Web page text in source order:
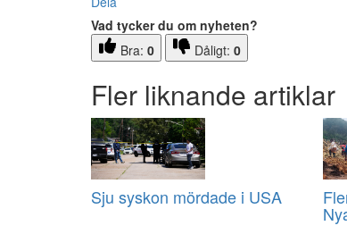
Vad tycker du om nyheten?
Bra: 0 Dåligt: 0
Fler liknande artiklar
Sju syskon mördade i USA